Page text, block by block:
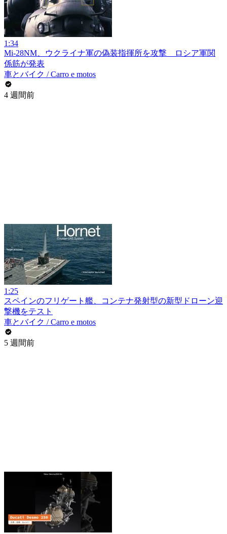
1:34
Mi-28NM、ウクライナ軍の偽装指揮所を攻撃 ロシア軍関
係筋が発表
車とバイク / Carro e motos
4 週間前
1:25
スペインのフリゲート艦、コンテナ発射型の新型ドローン迎
撃機をテスト
車とバイク / Carro e motos
5 週間前